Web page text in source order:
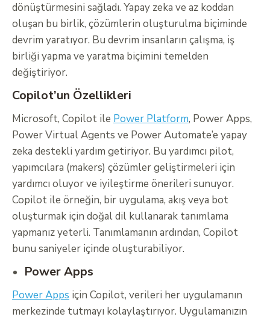
dönüştürmesini sağladı. Yapay zeka ve az koddan
oluşan bu birlik, çözümlerin oluşturulma biçiminde
devrim yaratıyor. Bu devrim insanların çalışma, iş
birliği yapma ve yaratma biçimini temelden
değiştiriyor.
Copilot’un Özellikleri
Microsoft, Copilot ile Power Platform, Power Apps,
Power Virtual Agents ve Power Automate’e yapay
zeka destekli yardım getiriyor. Bu yardımcı pilot,
yapımcılara (makers) çözümler geliştirmeleri için
yardımcı oluyor ve iyileştirme önerileri sunuyor.
Copilot ile örneğin, bir uygulama, akış veya bot
oluşturmak için doğal dil kullanarak tanımlama
yapmanız yeterli. Tanımlamanın ardından, Copilot
bunu saniyeler içinde oluşturabiliyor.
Power Apps
Power Apps için Copilot, verileri her uygulamanın
merkezinde tutmayı kolaylaştırıyor. Uygulamanızın